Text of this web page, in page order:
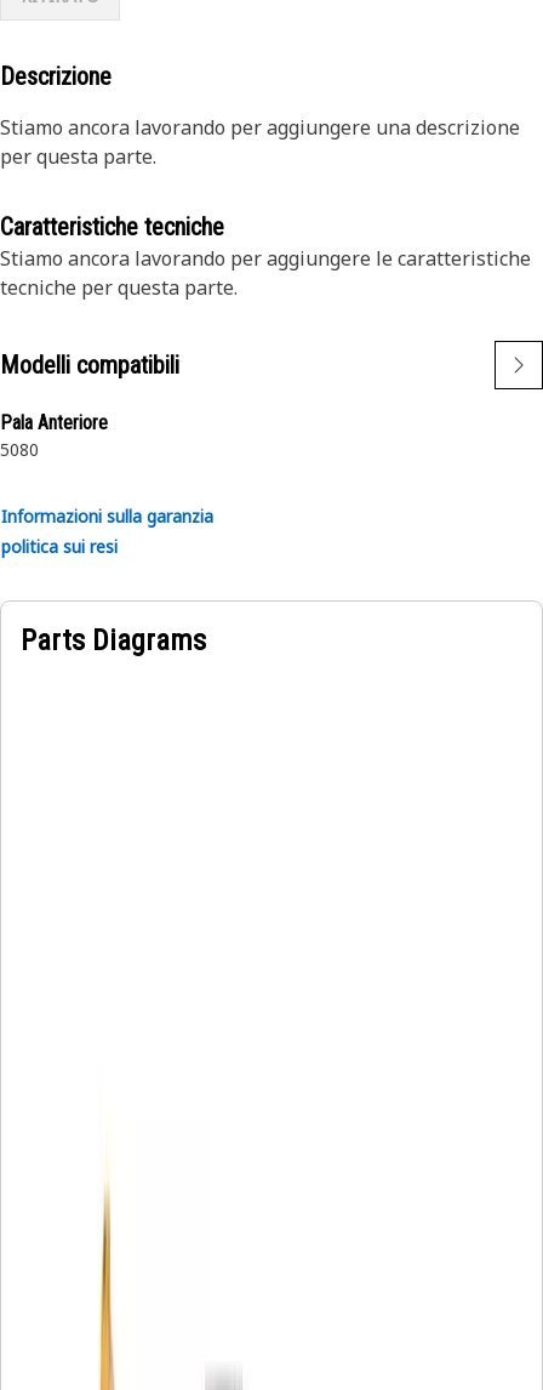
Descrizione
Stiamo ancora lavorando per aggiungere una descrizione
per questa parte.
Caratteristiche tecniche
Stiamo ancora lavorando per aggiungere le caratteristiche
tecniche per questa parte.
Modelli compatibili
Pala Anteriore
5080
Informazioni sulla garanzia
politica sui resi
Parts Diagrams